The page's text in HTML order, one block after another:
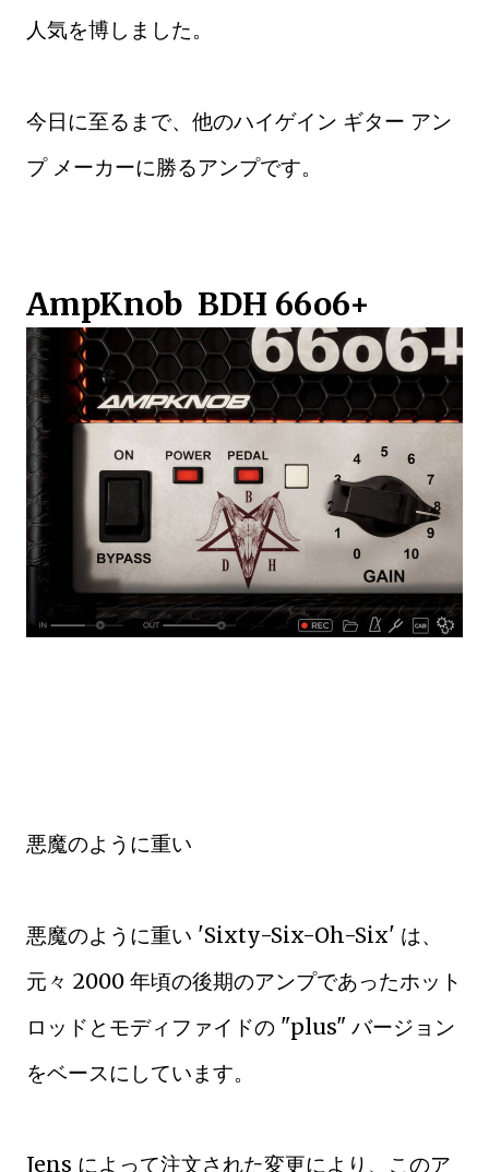
人気を博しました。
今日に至るまで、他のハイゲイン ギター アン
プ メーカーに勝るアンプです。
AmpKnob BDH 66o6+
悪魔のように重い
悪魔のように重い 'Sixty-Six-Oh-Six' は、
元々 2000 年頃の後期のアンプであったホット
ロッドとモディファイドの "plus" バージョン
をベースにしています。
Jens によって注文された変更により、このア